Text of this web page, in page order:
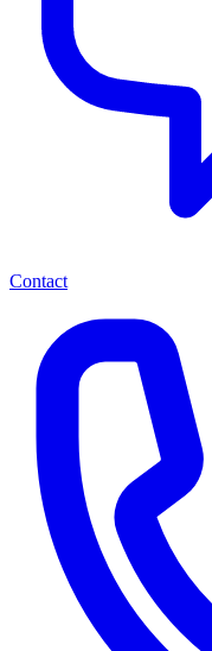
Contact